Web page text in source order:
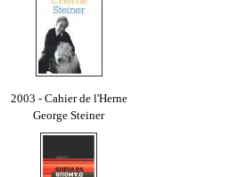
2003 - Cahier de l'Herne
George Steiner